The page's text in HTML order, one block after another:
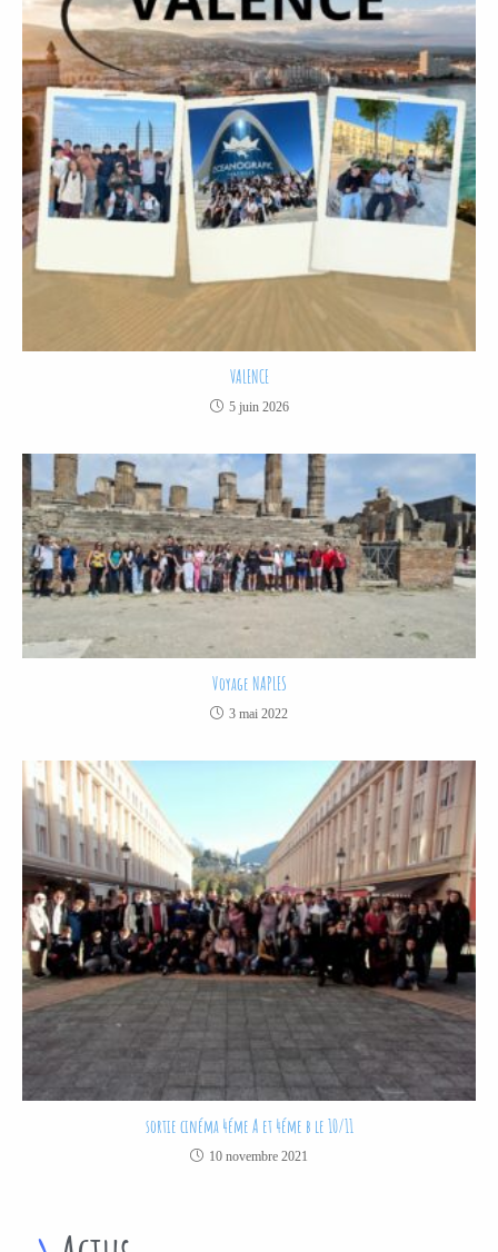
VALENCE
5 juin 2026
Voyage NAPLES
3 mai 2022
sortie cinéma 4éme A et 4éme b le 10/11
10 novembre 2021